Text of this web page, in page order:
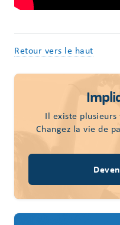
Retour vers le haut
Il existe
Changez la vie de